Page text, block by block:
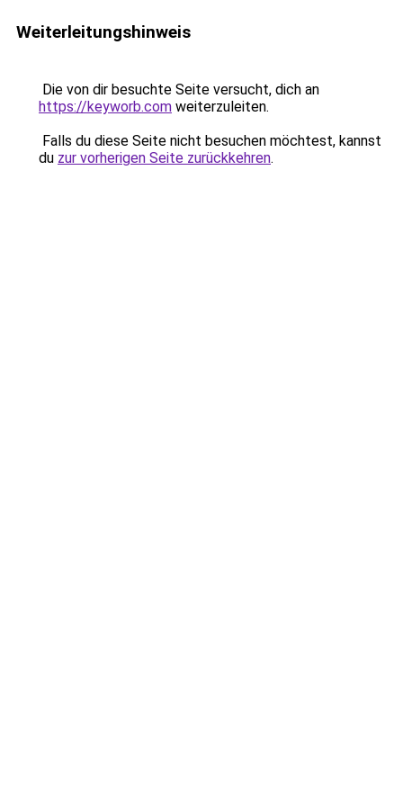
Weiterleitungshinweis
Die von dir besuchte Seite versucht, dich an
https://keyworb.com weiterzuleiten.
Falls du diese Seite nicht besuchen möchtest, kannst
du zur vorherigen Seite zurückkehren.